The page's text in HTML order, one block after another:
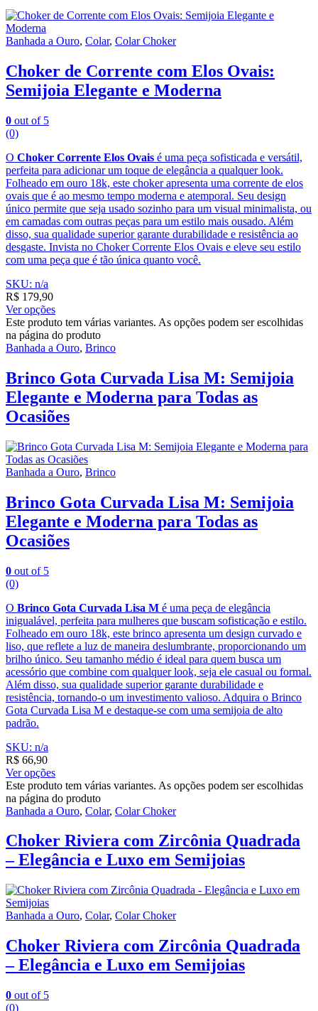
Banhada a Ouro, Colar, Colar Choker
Choker de Corrente com Elos Ovais:
Semijoia Elegante e Moderna
0 out of 5
(0)
O Choker Corrente Elos Ovais é uma peça sofisticada e versátil,
perfeita para adicionar um toque de elegância a qualquer look.
Folheado em ouro 18k, este choker apresenta uma corrente de elos
ovais que é ao mesmo tempo moderna e atemporal. Seu design
único permite que seja usado sozinho para um visual minimalista, ou
em camadas com outras peças para um estilo mais ousado. Além
disso, sua qualidade superior garante durabilidade e resistência ao
desgaste. Invista no Choker Corrente Elos Ovais e eleve seu estilo
com uma peça que é tão única quanto você.
SKU: n/a
R$ 179,90
Ver opções
Este produto tem várias variantes. As opções podem ser escolhidas
na página do produto
Banhada a Ouro, Brinco
Brinco Gota Curvada Lisa M: Semijoia
Elegante e Moderna para Todas as
Ocasiões
Banhada a Ouro, Brinco
Brinco Gota Curvada Lisa M: Semijoia
Elegante e Moderna para Todas as
Ocasiões
0 out of 5
(0)
O Brinco Gota Curvada Lisa M é uma peça de elegância
inigualável, perfeita para mulheres que buscam sofisticação e estilo.
Folheado em ouro 18k, este brinco apresenta um design curvado e
liso, que reflete a luz de maneira deslumbrante, proporcionando um
brilho único. Seu tamanho médio é ideal para quem busca um
acessório que combine com qualquer look, seja ele casual ou formal.
Além disso, sua qualidade superior garante durabilidade e
resistência, tornando-o um investimento valioso. Adquira o Brinco
Gota Curvada Lisa M e destaque-se com uma semijoia de alto
padrão.
SKU: n/a
R$ 66,90
Ver opções
Este produto tem várias variantes. As opções podem ser escolhidas
na página do produto
Banhada a Ouro, Colar, Colar Choker
Choker Riviera com Zircônia Quadrada
– Elegância e Luxo em Semijoias
Banhada a Ouro, Colar, Colar Choker
Choker Riviera com Zircônia Quadrada
– Elegância e Luxo em Semijoias
0 out of 5
(0)